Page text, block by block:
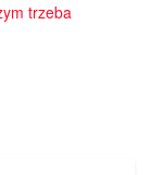
trzeba